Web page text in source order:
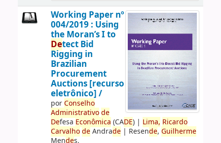
Working Paper nº
004/2019 : Using
the Moran’s I to
Detect Bid
Rigging in
Brazilian
Procurement
Auctions [recurso
eletrônico] /
porConselho
Administrativo de
Defesa Econômica (CADE)| Lima, Ricardo
Carvalho deAndrade| Resende, Guilherme
Mendes.